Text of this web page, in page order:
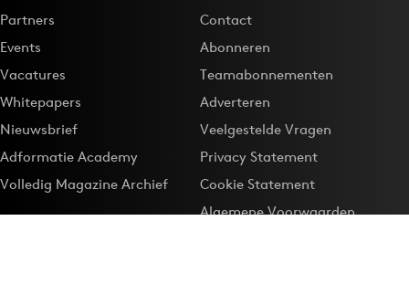
Partners
Events
Vacatures
Whitepapers
Nieuwsbrief
Adformatie Academy
Volledig Magazine Archief
Contact
Abonneren
Teamabonnementen
Adverteren
Veelgestelde Vragen
Privacy Statement
Cookie Statement
Algemene Voorwaarden